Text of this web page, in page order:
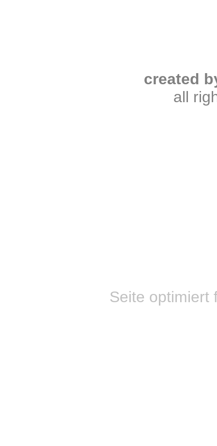
created
all
Seite optimiert